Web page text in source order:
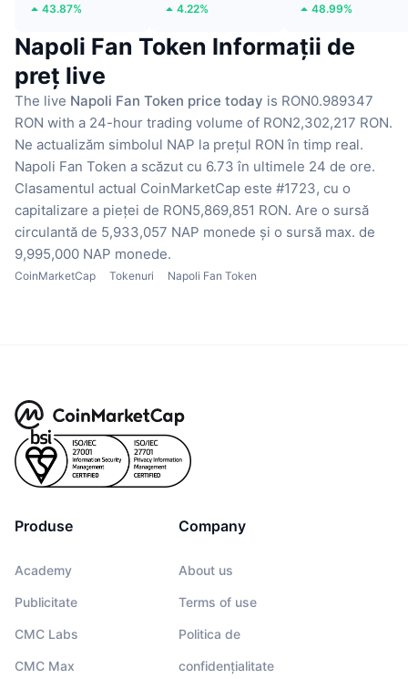
43.87% 4.22% 48.99%
Napoli Fan Token Informații de
preț live
The live Napoli Fan Token price today is RON0.989347
RON with a 24-hour trading volume of RON2,302,217 RON.
Ne actualizăm simbolul NAP la prețul RON în timp real.
Napoli Fan Token a scăzut cu 6.73 în ultimele 24 de ore.
Clasamentul actual CoinMarketCap este #1723, cu o
capitalizare a pieței de RON5,869,851 RON. Are o sursă
circulantă de 5,933,057 NAP monede și o sursă max. de
9,995,000 NAP monede.
CoinMarketCap Tokenuri Napoli Fan Token
Produse
Academy
Publicitate
CMC Labs
CMC Max
Company
About us
Terms of use
Politica de
confidențialitate